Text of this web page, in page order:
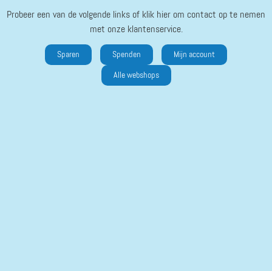
Probeer een van de volgende links of klik hier om contact op te nemen
met onze klantenservice.
Sparen Spenden Mijn account
Alle webshops